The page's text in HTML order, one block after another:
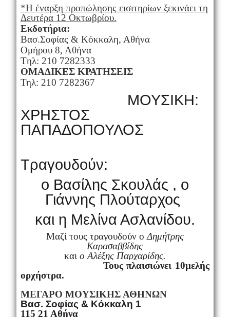
*Η έναρξη προπώλησης εισιτηρίων ξεκινάει τη
Δευτέρα 12 Οκτωβρίου.
Εκδοτήρια:
Βασ.Σοφίας & Κόκκαλη, Αθήνα
Ομήρου 8, Αθήνα
Tηλ: 210 7282333
ΟΜΑΔΙΚΕΣ ΚΡΑΤΗΣΕΙΣ
Τηλ: 210 7282367
ΜΟΥΣΙΚΗ:
ΧΡΗΣΤΟΣ
ΠΑΠΑΔΟΠΟΥΛΟΣ
Τραγουδούν:
ο Βασίλης Σκουλάς , ο
Γιάννης Πλούταρχος
και η Μελίνα Ασλανίδου.
Μαζί τους τραγουδούν οΔημήτρης
Καρασαββίδης
και ο Αλέξης Παρχαρίδης.
Τους πλαισιώνει 10μελής
ορχήστρα.
ΜΕΓΑΡΟ ΜΟΥΣΙΚΗΣ ΑΘΗΝΩΝ
Βασ. Σοφίας & Κόκκαλη 1
115 21 Αθήνα